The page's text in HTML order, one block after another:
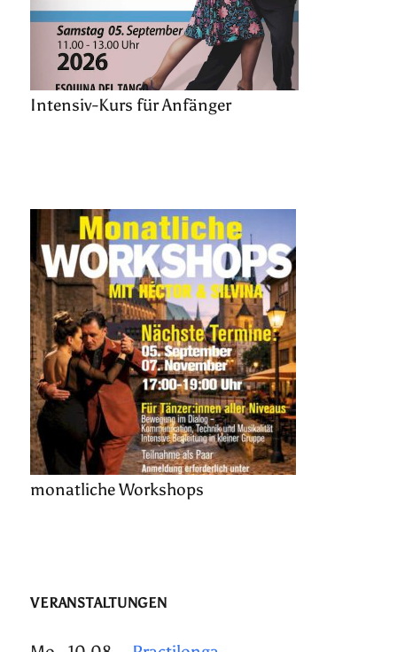
Intensiv-Kurs für Anfänger
monatliche Workshops
VERANSTALTUNGEN